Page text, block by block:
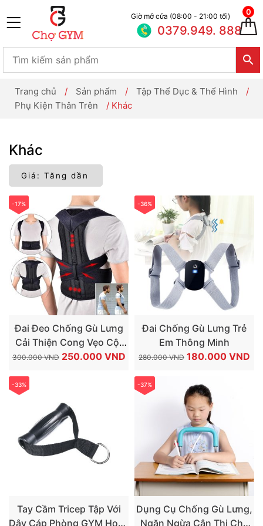
Giờ mở cửa (08:00 - 21:00 tối)
0379.949. 888
0
Trang chủ / Sản phẩm / Tập Thể Dục & Thể Hình
/
Phụ Kiện Thân Trên
/ Khác
Khác
-17%
Đai Đeo Chống Gù Lưng
Cải Thiện Cong Vẹo Cột
Sống Có Thanh Nẹp Nhôm
300.000VND GIÁ
250.000 VNDGIÁ
TẠI
250.000 VND.
-36%
Đai Chống Gù Lưng Trẻ
Em Thông Minh
280.000VND GIÁ
LÀ:
280.000 VND.
180.000 VND
-33%
Tay Cầm Tricep Tập Với
Dây Cáp Phòng GYM Hoặc
-37%
Dụng Cụ Chống Gù Lưng,
Ngăn Ngừa Cận Thị Cho